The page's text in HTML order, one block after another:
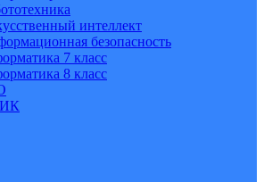
интеллект
безопасность
7 класс
8 класс